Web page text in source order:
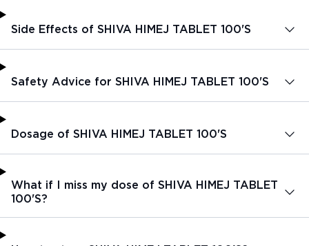
Side Effects of SHIVA HIMEJ TABLET 100'S
Safety Advice for SHIVA HIMEJ TABLET 100'S
Dosage of SHIVA HIMEJ TABLET 100'S
What if I miss my dose of SHIVA HIMEJ TABLET
100'S?